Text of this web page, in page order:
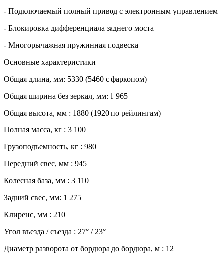
- Подключаемый полный привод с электронным управлением
- Блокировка дифференциала заднего моста
- Многорычажная пружинная подвеска
Основные характеристики
Общая длина, мм: 5330 (5460 с фаркопом)
Общая ширина без зеркал, мм: 1 965
Общая высота, мм : 1880 (1920 по рейлингам)
Полная масса, кг : 3 100
Грузоподъемность, кг : 980
Передний свес, мм : 945
Колесная база, мм : 3 110
Задний свес, мм: 1 275
Клиренс, мм : 210
Угол въезда / съезда : 27° / 23°
Диаметр разворота от бордюра до бордюра, м : 12